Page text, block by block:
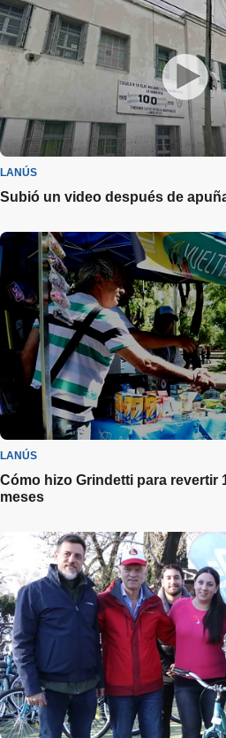
LANÚS
Subió un video después de
LANÚS
Cómo hizo Grindetti para revertir
meses